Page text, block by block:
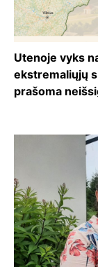
Utenoje vyks
ekstremaliųjų
prašoma